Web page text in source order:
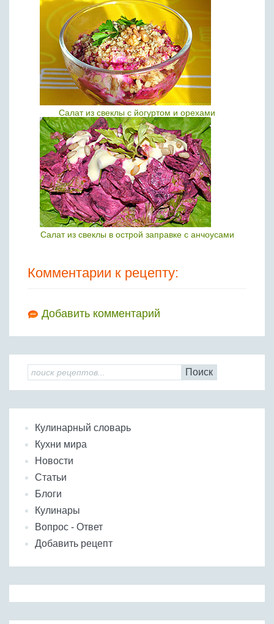
Салат из свеклы с йогуртом и орехами
Салат из свеклы в острой заправке с анчоусами
Комментарии к рецепту:
Добавить комментарий
Поиск
Кулинарный словарь
Кухни мира
Новости
Статьи
Блоги
Кулинары
Вопрос - Ответ
Добавить рецепт